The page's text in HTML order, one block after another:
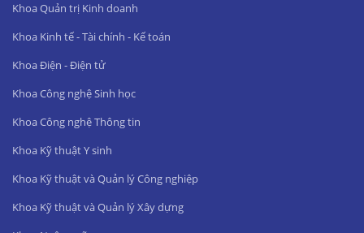
Khoa Quản trị Kinh doanh
Khoa Kinh tế - Tài chính - Kế toán
Khoa Điện - Điện tử
Khoa Công nghệ Sinh học
Khoa Công nghệ Thông tin
Khoa Kỹ thuật Y sinh
Khoa Kỹ thuật và Quản lý Công nghiệp
Khoa Kỹ thuật và Quản lý Xây dựng